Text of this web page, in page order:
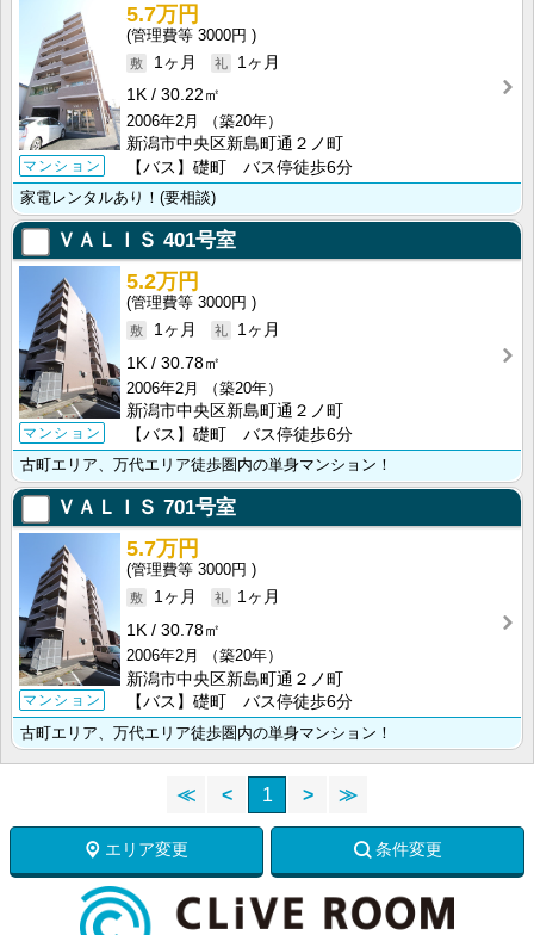
マンション
5.7万円
3000円
1ヶ月
1ヶ月
1K
30.22㎡
2006年2月
（築20年）
新潟市中央区新島町通２ノ町
【バス】礎町 バス停徒歩6分
家電レンタルあり！(要相談)
ＶＡＬＩＳ 401号室
マンション
5.2万円
3000円
1ヶ月
1ヶ月
1K
30.78㎡
2006年2月
（築20年）
新潟市中央区新島町通２ノ町
【バス】礎町 バス停徒歩6分
古町エリア、万代エリア徒歩圏内の単身マンション！
ＶＡＬＩＳ 701号室
マンション
5.7万円
3000円
1ヶ月
1ヶ月
1K
30.78㎡
2006年2月
（築20年）
新潟市中央区新島町通２ノ町
【バス】礎町 バス停徒歩6分
古町エリア、万代エリア徒歩圏内の単身マンション！
≪ < 1 > ≫
エリア変更 条件変更